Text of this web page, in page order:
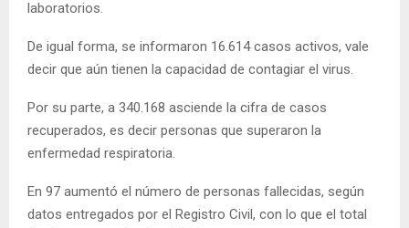
laboratorios.
De igual forma, se informaron 16.614 casos activos, vale
decir que aún tienen la capacidad de contagiar el virus.
Por su parte, a 340.168 asciende la cifra de casos
recuperados, es decir personas que superaron la
enfermedad respiratoria.
En 97 aumentó el número de personas fallecidas, según
datos entregados por el Registro Civil, con lo que el total